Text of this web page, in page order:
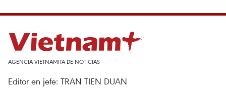
AGENCIA VIETNAMITA DE NOTICIAS
Editor en jefe: TRAN TIEN DUAN